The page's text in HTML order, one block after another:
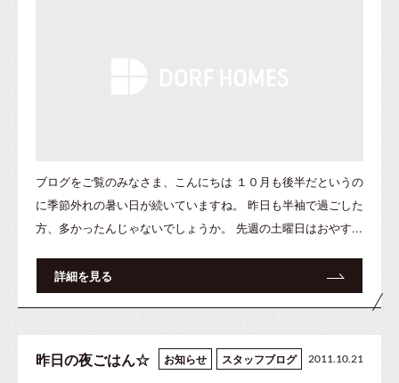
ブログをご覧のみなさま、こんにちは １０月も後半だというの
に季節外れの暑い日が続いていますね。 昨日も半袖で過ごした
方、多かったんじゃないでしょうか。 先週の土曜日はおやす...
詳細を見る
昨日の夜ごはん☆ お知らせ スタッフブログ 2011.10.21